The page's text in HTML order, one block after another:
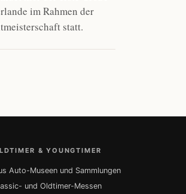
im Rahmen der
statt.
& YOUNGTIMER
Auto-Museen und Sammlungen
und Oldtimer-Messen